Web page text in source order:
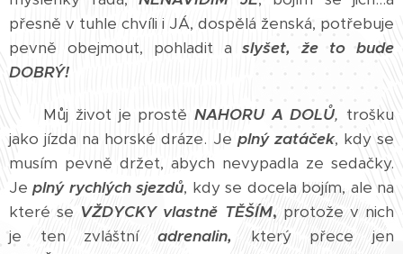
přesně v tuhle chvíli i JÁ, dospělá ženská, potřebuje
pevně obejmout, pohladit aslyšet, že to bude
DOBRÝ!
Můj život je prostě NAHORU A DOLŮ, trošku
jako jízda na horské dráze. Je plný zatáček, kdy se
musím pevně držet, abych nevypadla ze sedačky.
Jeplný rychlých sjezdů, kdy se docela bojím, ale na
které se VŽDYCKY vlastně TĚŠÍM, protože v nich
je ten zvláštní adrenalin, který přece jen